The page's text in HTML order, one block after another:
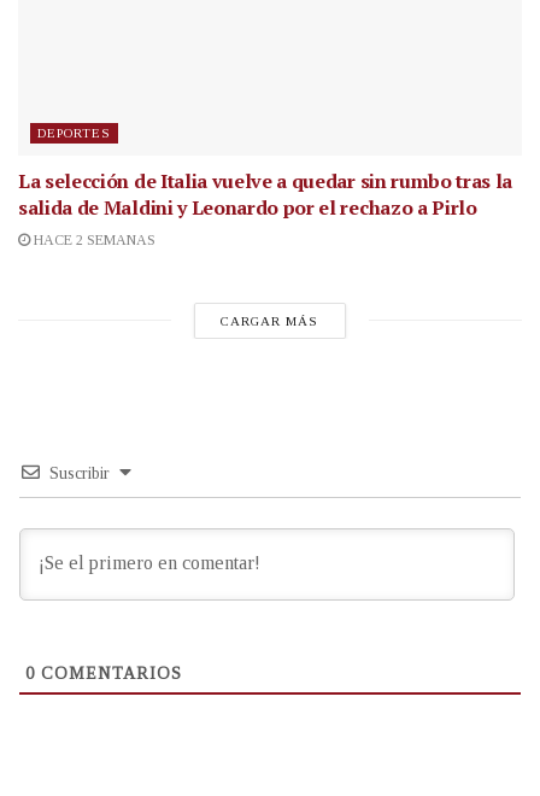
DEPORTES
La selección de Italia vuelve a quedar sin rumbo tras la
salida de Maldini y Leonardo por el rechazo a Pirlo
HACE 2 SEMANAS
CARGAR MÁS
Suscribir
0 COMENTARIOS